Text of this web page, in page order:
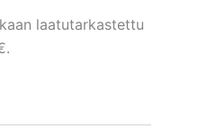
laatutarkastettu